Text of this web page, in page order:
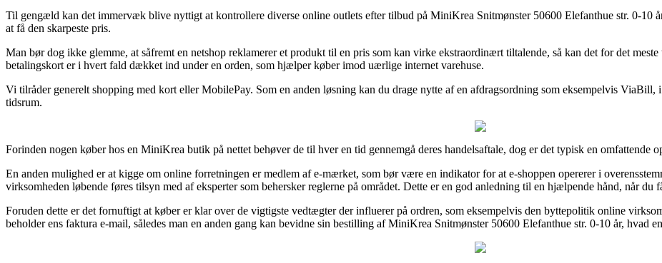
Til gengæld kan det immervæk blive nyttigt at kontrollere diverse online outlets efter tilbud på MiniKrea Snitmønster 50600 Elefanthue str. 0-10
at få den skarpeste pris.
Man bør dog ikke glemme, at såfremt en netshop reklamerer et produkt til en pris som kan virke ekstraordinært tiltalende, så kan det for det
betalingskort er i hvert fald dækket ind under en orden, som hjælper køber imod uærlige internet varehuse.
Vi tilråder generelt shopping med kort eller MobilePay. Som en anden løsning kan du drage nytte af en afdragsordning som eksempelvis
tidsrum.
Forinden nogen køber hos en MiniKrea butik på nettet behøver de til hver en tid gennemgå deres handelsaftale, dog er det typisk en omfattende
En anden mulighed er at kigge om online forretningen er medlem af e-mærket, som bør være en indikator for at e-shoppen opererer i
virksomheden løbende føres tilsyn med af eksperter som behersker reglerne på området. Dette er en god anledning til en hjælpende hånd, når du
Foruden dette er det fornuftigt at køber er klar over de vigtigste vedtægter der influerer på ordren, som eksempelvis den byttepolitik online
beholder ens faktura e-mail, således man en anden gang kan bevidne sin bestilling af MiniKrea Snitmønster 50600 Elefanthue str. 0-10 år, hvad